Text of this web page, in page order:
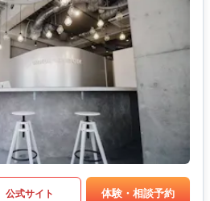
公式サイト 体験・相談予約